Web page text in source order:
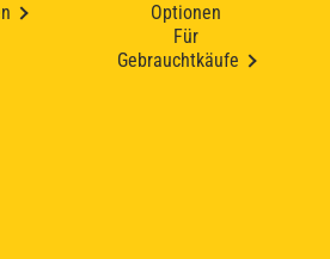
Optionen
Für
Gebrauchtkäufe